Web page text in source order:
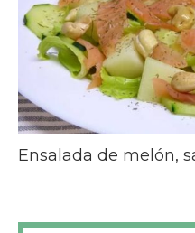
Ensalada de melón,